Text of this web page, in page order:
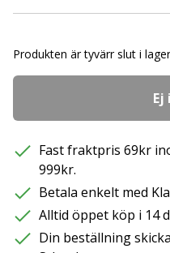
Produkten är tyvärr slut i
Ej
Fast fraktpris 69kr
999kr.
Betala enkelt med
Alltid öppet köp i 14
Din beställning